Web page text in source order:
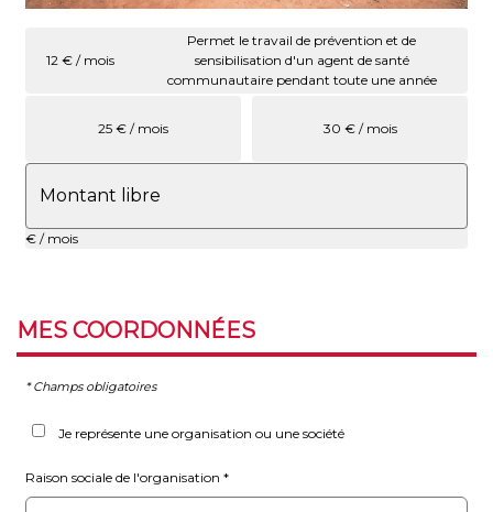
12 € / mois
Permet le travail de prévention et de
sensibilisation d'un agent de santé
communautaire pendant toute une année
25 € / mois 30 € / mois
€ / mois
MES COORDONNÉES
* Champs obligatoires
Je représente une organisation ou une société
Raison sociale de l'organisation